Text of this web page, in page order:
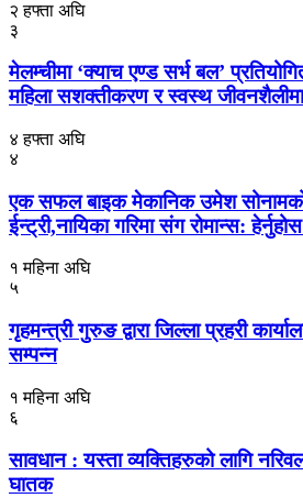
२ हफ्ता अघि
३
मेलम्चीमा ‘क्याच एण्ड सर्भ बल’
महिला सशक्तीकरण र स्वस्थ
४ हफ्ता अघि
४
एक सफल बाइक मेकानिक उमेश सोनामको
ईन्ट्री,नायिका गरिमा संग रोमान्स:
१ महिना अघि
५
गृहमन्त्री गुरुङ द्वारा जिल्ला प्रहरी
सम्पन्न
१ महिना अघि
६
सावधान : यस्ता व्यक्तिहरुको लागि
घातक